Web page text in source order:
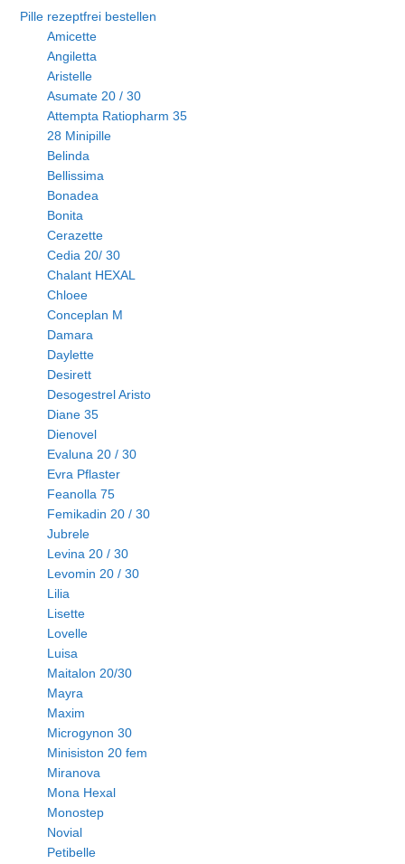
Pille rezeptfrei bestellen
Amicette
Angiletta
Aristelle
Asumate 20 / 30
Attempta Ratiopharm 35
28 Minipille
Belinda
Bellissima
Bonadea
Bonita
Cerazette
Cedia 20/ 30
Chalant HEXAL
Chloee
Conceplan M
Damara
Daylette
Desirett
Desogestrel Aristo
Diane 35
Dienovel
Evaluna 20 / 30
Evra Pflaster
Feanolla 75
Femikadin 20 / 30
Jubrele
Levina 20 / 30
Levomin 20 / 30
Lilia
Lisette
Lovelle
Luisa
Maitalon 20/30
Mayra
Maxim
Microgynon 30
Minisiston 20 fem
Miranova
Mona Hexal
Monostep
Novial
Petibelle